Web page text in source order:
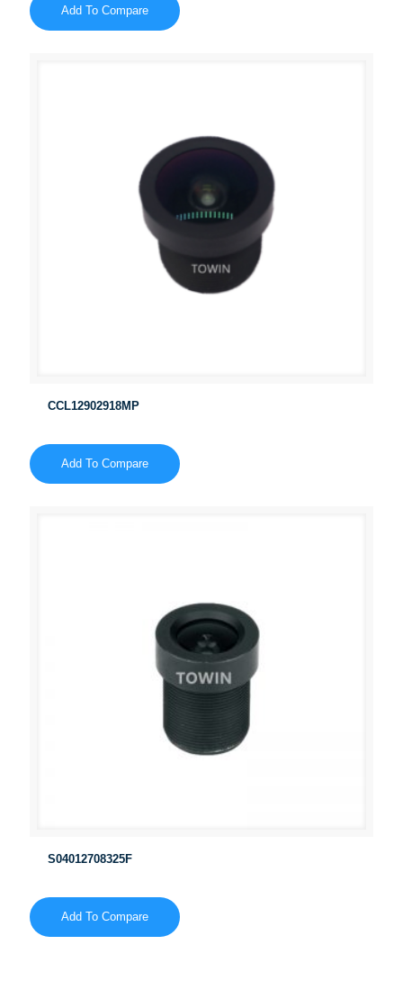
Add To Compare
CCL12902918MP
Add To Compare
S04012708325F
Add To Compare